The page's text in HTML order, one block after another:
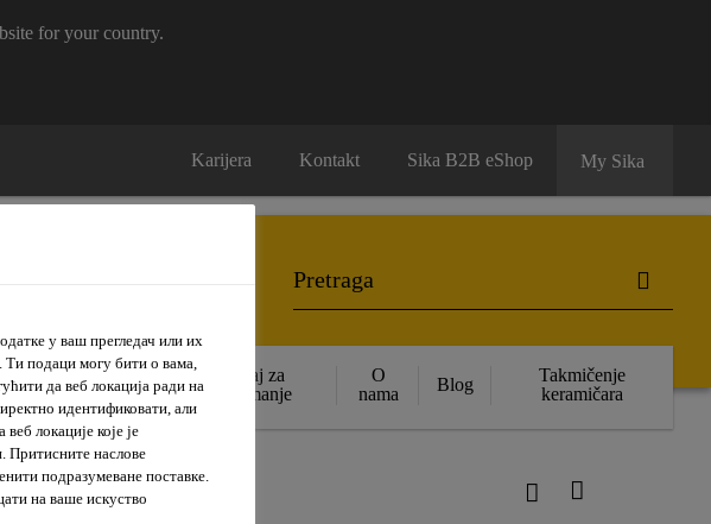
for your country.
Karijera Kontakt Sika B2B eShop My Sika
Novosti
Sadržaj za
preuzimanje
O
nama
Blog
Takmičenje
keramičara
у ваш прегледач или их
Ти подаци могу бити о вама,
да веб локација ради на
идентификовати, али
локације које је
Притисните наслове
подразумеване поставке.
на ваше искуство